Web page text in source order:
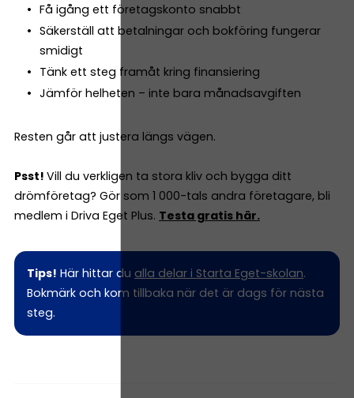
Få igång ett företagskonto snabbt
Säkerställ att betalningar och bokföring fungerar
smidigt
Tänk ett steg framåt kring finansiering
Jämför helheten – inte bara månadsavgiften
Resten går att justera längs vägen.
Psst! Vill du verkligen ta stora kliv och bygga ditt
drömföretag? Gör som 1 000-tals andra företagare, bli
medlem i Driva Eget Plus. Testa gratis här.
Tips! Här hittar du alla delar i Starta Eget-skolan.
Bokmärk och kom tillbaka när det är dags för nästa
steg.